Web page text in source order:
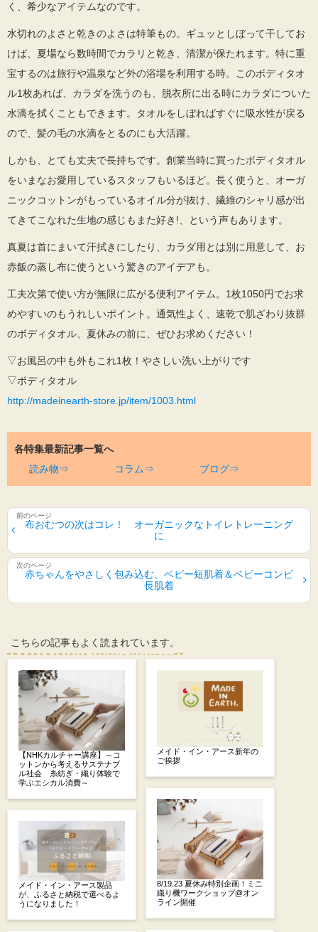
く、希少なアイテムなのです。
水切れのよさと乾きのよさは特筆もの。ギュッとしぼって干してお
けば、夏場なら数時間でカラリと乾き、清潔が保たれます。特に重
宝するのは旅行や温泉など外の浴場を利用する時。このボディタオ
ル1枚あれば、カラダを洗うのも、脱衣所に出る時にカラダについた
水滴を拭くこともできます。タオルをしぼればすぐに吸水性が戻る
ので、髪の毛の水滴をとるのにも大活躍。
しかも、とても丈夫で長持ちです。創業当時に買ったボディタオル
をいまなお愛用しているスタッフもいるほど。長く使うと、オーガ
ニックコットンがもっているオイル分が抜け、繊維のシャリ感が出
てきてこなれた生地の感じもまた好き!、という声もあります。
真夏は首にまいて汗拭きにしたり、カラダ用とは別に用意して、お
赤飯の蒸し布に使うという驚きのアイデアも。
工夫次第で使い方が無限に広がる便利アイテム。1枚1050円でお求
めやすいのもうれしいポイント。通気性よく、速乾で肌ざわり抜群
のボディタオル、夏休みの前に、ぜひお求めください！
▽お風呂の中も外もこれ1枚！やさしい洗い上がりです
▽ボディタオル
http://madeinearth-store.jp/item/1003.html
各特集最新記事一覧へ
読み物⇒
コラム⇒ ブログ⇒
布おむつの次はコレ！ オーガニックなトイレトレーニング
に
赤ちゃんをやさしく包み込む、ベビー短肌着＆ベビーコンビ
長肌着
こちらの記事もよく読まれています。
【NHKカルチャー講座】～コ
ットンから考えるサステナブ
ル社会 糸紡ぎ・織り体験で
学ぶエシカル消費～
メイド・イン・アース製品
が、ふるさと納税で選べるよ
うになりました！
メイド・イン・アース新年の
ご挨拶
8/19.23 夏休み特別企画！ミニ
織り機ワークショップ@オン
ライン開催